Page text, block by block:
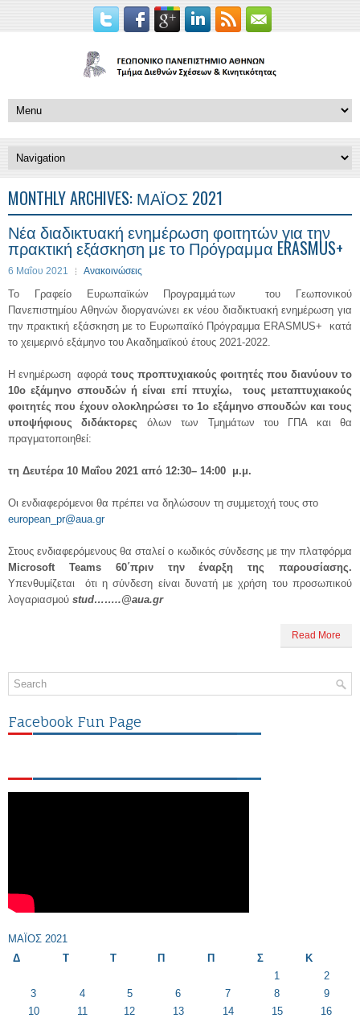
MONTHLY ARCHIVES: ΜΆΙΟΣ 2021
Νέα διαδικτυακή ενημέρωση φοιτητών για την
πρακτική εξάσκηση με το Πρόγραμμα ERASMUS+
6 Μαΐου 2021 Ανακοινώσεις
Το Γραφείο Ευρωπαϊκών Προγραμμάτων του Γεωπονικού
Πανεπιστημίου Αθηνών διοργανώνει εκ νέου διαδικτυακή ενημέρωση για
την πρακτική εξάσκηση με το Ευρωπαϊκό Πρόγραμμα ERASMUS+ κατά
το χειμερινό εξάμηνο του Ακαδημαϊκού έτους 2021-2022.
Η ενημέρωση αφορά τους προπτυχιακούς φοιτητές που διανύουν το
10ο εξάμηνο σπουδών ή είναι επί πτυχίω, τους μεταπτυχιακούς
φοιτητές που έχουν ολοκληρώσει το 1ο εξάμηνο σπουδών και τους
υποψήφιους διδάκτορες όλων των Τμημάτων του ΓΠΑ και θα
πραγματοποιηθεί:
τη Δευτέρα 10 Μαΐου 2021 από 12:30– 14:00 μ.μ.
Οι ενδιαφερόμενοι θα πρέπει να δηλώσουν τη συμμετοχή τους στο
european_pr@aua.gr
Στους ενδιαφερόμενους θα σταλεί ο κωδικός σύνδεσης με την πλατφόρμα
Microsoft Teams60΄πριν την έναρξη της παρουσίασης.
Υπενθυμίζεται ότι η σύνδεση είναι δυνατή με χρήση του προσωπικού
λογαριασμού stud……..@aua.gr
Read More
Facebook Fun Page
ΜΆΙΟΣ 2021
Δ
Τ Τ Π Π Σ Κ
1
2
3
4 5 6 7 8
9
10
11 12 13 14 15
16